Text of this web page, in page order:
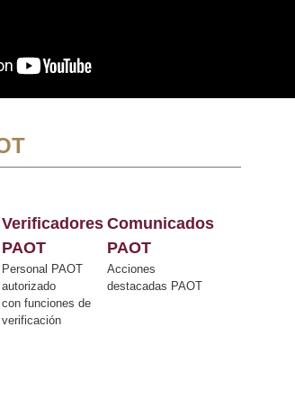
Verificadores
PAOT
Personal PAOT
autorizado
con funciones de
verificación
Comunicados
PAOT
Acciones
destacadas PAOT